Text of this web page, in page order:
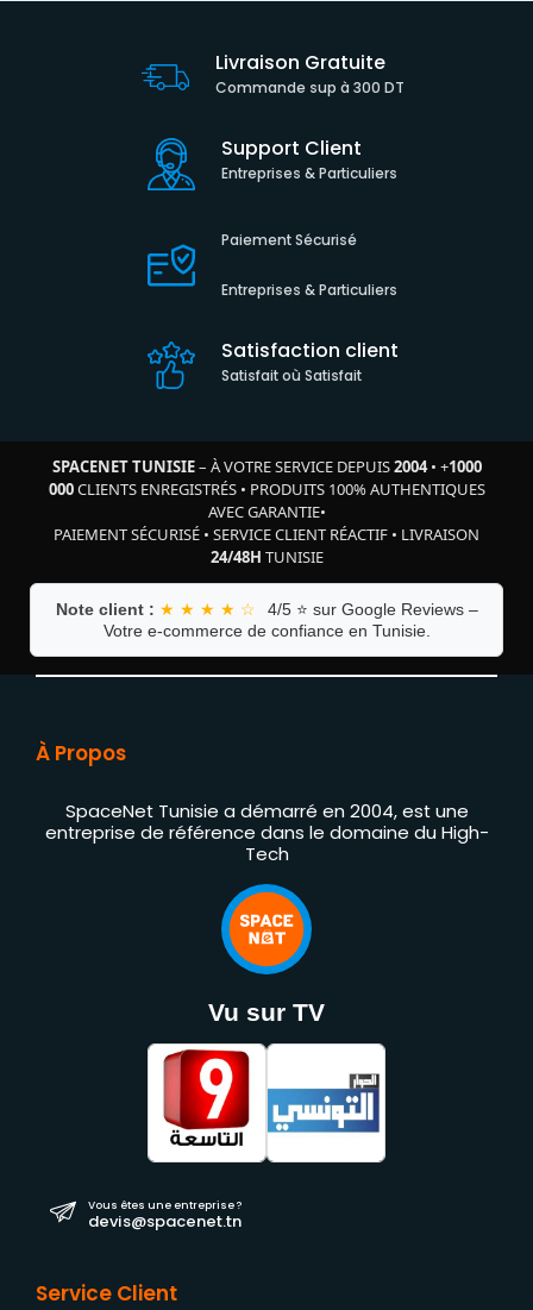
Livraison Gratuite
Commande sup à 300 DT
Support Client
Entreprises & Particuliers
Paiement Sécurisé
Entreprises & Particuliers
Satisfaction client
Satisfait où Satisfait
SPACENET TUNISIE– À VOTRE SERVICE DEPUIS2004• +1000
000CLIENTS ENREGISTRÉS• PRODUITS 100% AUTHENTIQUES
AVEC GARANTIE•
PAIEMENT SÉCURISÉ • SERVICE CLIENT RÉACTIF • LIVRAISON
24/48H TUNISIE
Note client : ★ ★ ★ ★ ☆
4/5 ⭐ sur Google Reviews –
Votre e-commerce de confiance en Tunisie.
À Propos
SpaceNet Tunisie a démarré en 2004, est une
entreprise de référence dans le domaine du High-
Tech
Vu sur TV
Vous êtes une entreprise ?
devis@spacenet.tn
Service Client